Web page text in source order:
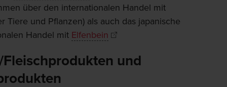
über den internationalen Handel mit
Tiere und Pflanzen) als auch das japanische
Handel mit Elfenbein
und